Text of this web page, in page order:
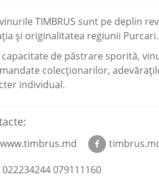
TIMBRUS sunt pe deplin
şi originalitatea regiunii Purcari.
capacitate de păstrare sporită,
colecţionarilor,
individual.
www.timbrus.md
022234244 079111160